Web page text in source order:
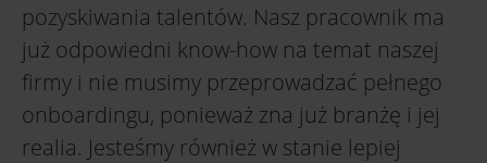
pozyskiwania talentów. Nasz pracownik ma
już odpowiedni know-how na temat naszej
firmy i nie musimy przeprowadzać pełnego
onboardingu, ponieważ zna już branżę i jej
realia. Jesteśmy również w stanie lepiej